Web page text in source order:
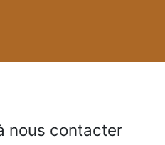
nous contacter